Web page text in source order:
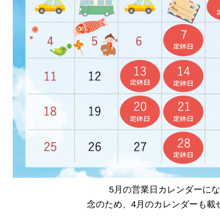
5月の営業日カレンダーに
念のため、4月のカレンダーも載